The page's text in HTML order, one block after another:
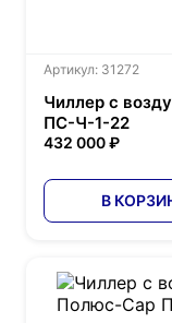
Артикул: 31272
Чиллер с
ПС-Ч-1-22
432 000 ₽
В